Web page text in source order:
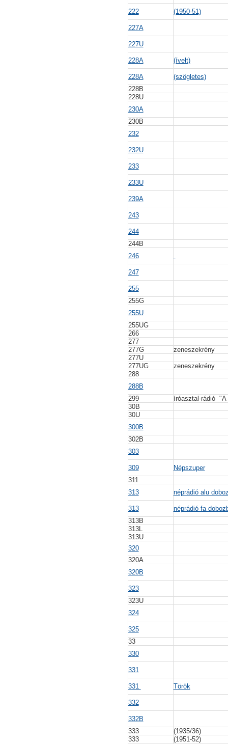
222 (1950-51)
227A
227U
228A (ívelt)
228A
(szögletes)
228B
228U
230A
230B
232
232U
233
233U
239A
243
244
244B
246
247
255
255G
255U
255UG
266
277
277G
zeneszekrény
277U
277UG
zeneszekrény
288
288B
299
íróasztal-rádió
30B
30U
300B
302B
303
309
Népszuper
311
313
néprádió alu
313
néprádió fa
313B
313L
313U
320
320A
320B
323
323U
324
325
33
330
331
331 Török
332
332B
333
(1935/36)
333
(1951-52)